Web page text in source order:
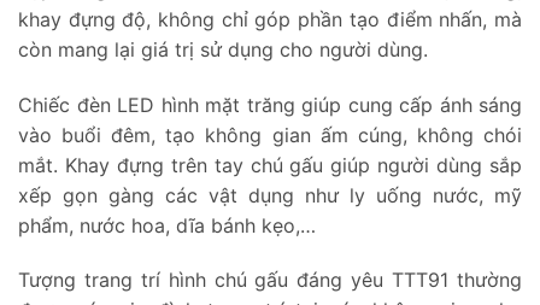
khay đựng độ, không chỉ góp phần tạo điểm nhấn, mà
còn mang lại giá trị sử dụng cho người dùng.
Chiếc đèn LED hình mặt trăng giúp cung cấp ánh sáng
vào buổi đêm, tạo không gian ấm cúng, không chói
mắt. Khay đựng trên tay chú gấu giúp người dùng sắp
xếp gọn gàng các vật dụng như ly uống nước, mỹ
phẩm, nước hoa, dĩa bánh kẹo,…
Tượng trang trí hình chú gấu đáng yêu TTT91 thường